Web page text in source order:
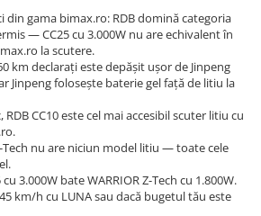
din gama bimax.ro: RDB domină categoria
— CC25 cu 3.000W nu are echivalent în
la scutere.
km declarați este depășit ușor de Jinpeng
Jinpeng folosește baterie gel față de litiu la
CC10 este cel mai accesibil scuter litiu cu
Tech nu are niciun model litiu — toate cele
3.000W bate WARRIOR Z-Tech cu 1.800W.
km/h cu LUNA sau dacă bugetul tău este